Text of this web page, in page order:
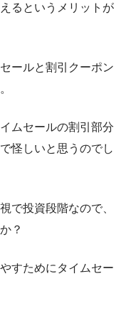
るというメリットが
ールと割引クーポン
ムセールの割引部分
怪しいと思うのでし
で投資段階なので、
？
すためにタイムセー